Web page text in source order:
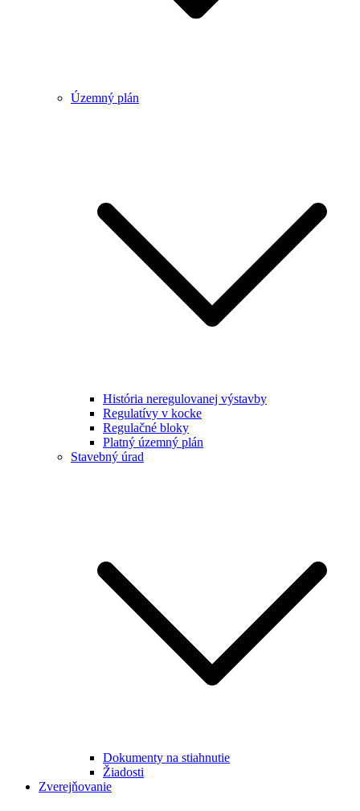
Územný plán
História neregulovanej výstavby
Regulatívy v kocke
Regulačné bloky
Platný územný plán
Stavebný úrad
Dokumenty na stiahnutie
Žiadosti
Zverejňovanie